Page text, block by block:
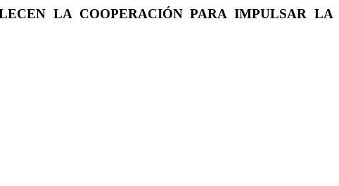
LA COOPERACIÓN PARA IMPULSAR LA